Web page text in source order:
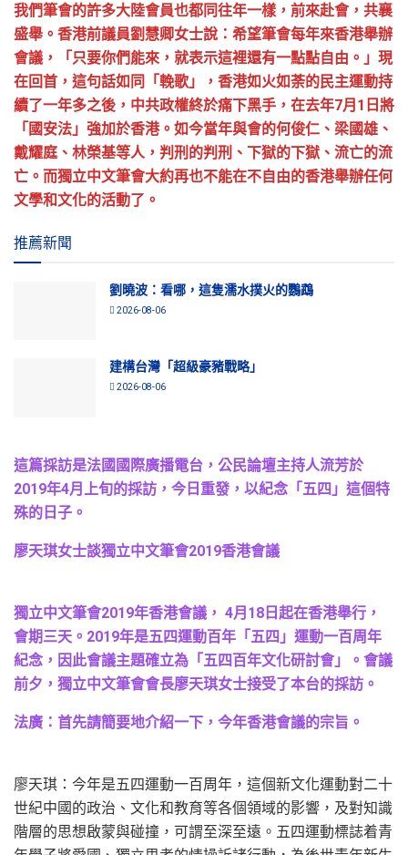
我們筆會的許多大陸會員也都同往年一樣，前來赴會，共襄
盛舉。香港前議員劉慧卿女士說：希望筆會每年來香港舉辦
會議，「只要你們能來，就表示這裡還有一點點自由。」現
在回首，這句話如同「輓歌」，香港如火如荼的民主運動持
續了一年多之後，中共政權終於痛下黑手，在去年7月1日將
「國安法」強加於香港。如今當年與會的何俊仁、梁國雄、
戴耀庭、林榮基等人，判刑的判刑、下獄的下獄、流亡的流
亡。而獨立中文筆會大約再也不能在不自由的香港舉辦任何
文學和文化的活動了。
推薦新聞
劉曉波：看哪，這隻濡水撲火的鸚鵡
2026-08-06
建構台灣「超級豪豬戰略」
2026-08-06
這篇採訪是法國國際廣播電台，公民論壇主持人流芳於
2019年4月上旬的採訪，今日重發，以紀念「五四」這個特
殊的日子。
廖天琪女士談獨立中文筆會2019香港會議
獨立中文筆會2019年香港會議， 4月18日起在香港舉行，
會期三天。2019年是五四運動百年「五四」運動一百周年
紀念，因此會議主題確立為「五四百年文化研討會」。會議
前夕，獨立中文筆會會長廖天琪女士接受了本台的採訪。
法廣：首先請簡要地介紹一下，今年香港會議的宗旨。
廖天琪：今年是五四運動一百周年，這個新文化運動對二十
世紀中國的政治、文化和教育等各個領域的影響，及對知識
階層的思想啟蒙與碰撞，可謂至深至遠。五四運動標誌着青